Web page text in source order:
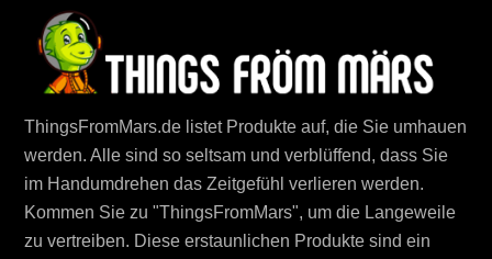
ThingsFromMars.de listet Produkte auf, die Sie umhauen
werden. Alle sind so seltsam und verblüffend, dass Sie
im Handumdrehen das Zeitgefühl verlieren werden.
Kommen Sie zu "ThingsFromMars", um die Langeweile
zu vertreiben. Diese erstaunlichen Produkte sind ein